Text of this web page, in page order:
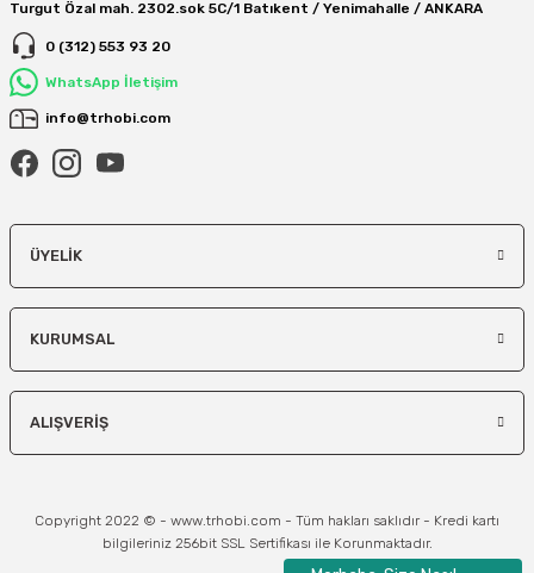
Turgut Özal mah. 2302.sok 5C/1 Batıkent / Yenimahalle / ANKARA
0 (312) 553 93 20
WhatsApp İletişim
info@trhobi.com
ÜYELIK
KURUMSAL
ALIŞVERIŞ
Copyright 2022 © - www.trhobi.com - Tüm hakları saklıdır - Kredi kartı
bilgileriniz 256bit SSL Sertifikası ile Korunmaktadır.